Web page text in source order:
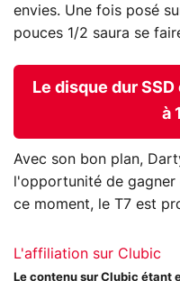
envies. Une fois posé
pouces 1/2 saura se
Le disque dur
à
Avec son bon plan,
l'opportunité de
ce moment, le T7 est
L'affiliation sur Clubic
Le contenu sur Clubic